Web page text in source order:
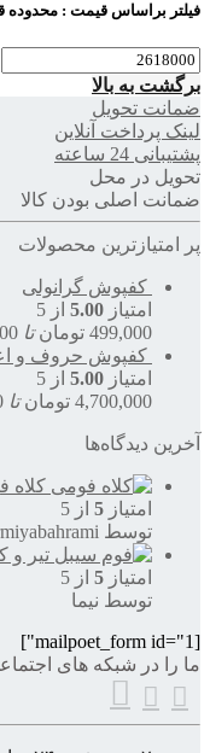
فیلتر براساس قیمت : محدوده
حداقل
قیمت
برگشت به بالا
ضمانت تحویل
لینک پرداخت آنلاین
پشتیبانی 24 ساعته
تحویل در محل
ضمانت اصلی بودن کالا
پر امتیازترین محصولات
کفپوش گرانولی
امتیاز 5.00 از 5
499,000 تومان تا
کفپوش حروف و
امتیاز 5.00 از 5
4,700,000 تومان تا
آخرین دیدگاه‌ها
کلاه
امتیاز 5 از 5
توسط ermiyabahrami
امتیاز 5 از 5
توسط نیما
[mailpoet_form id="1"]
ما را در شبکه های